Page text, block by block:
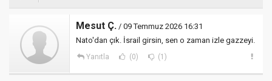
Mesut Ç. / 09 Temmuz 2026 16:31
Nato'dan çık. İsrail girsin, sen o zaman izle gazzeyi.
Yanıtla (0) (1)